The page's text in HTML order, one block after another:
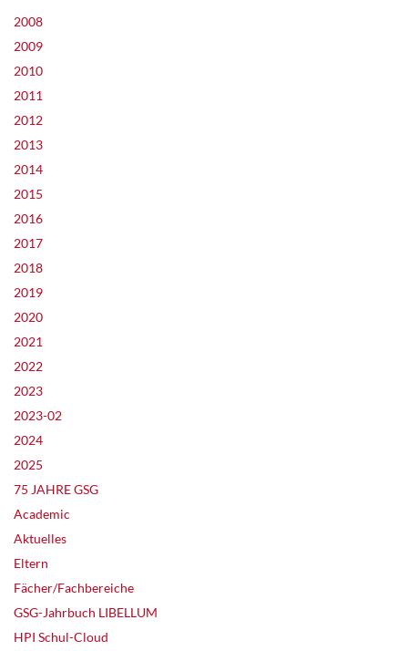
2008
2009
2010
2011
2012
2013
2014
2015
2016
2017
2018
2019
2020
2021
2022
2023
2023-02
2024
2025
75 JAHRE GSG
Academic
Aktuelles
Eltern
Fächer/Fachbereiche
GSG-Jahrbuch LIBELLUM
HPI Schul-Cloud